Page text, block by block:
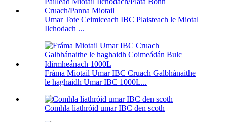
Umar Tote Ceimiceach IBC Plaisteach le Miotal
Ilchodach ...
Fráma Miotail Umar IBC Cruach Galbhánaithe
le haghaidh Umar IBC 1000L...
Comhla liathróid umar IBC den scoth